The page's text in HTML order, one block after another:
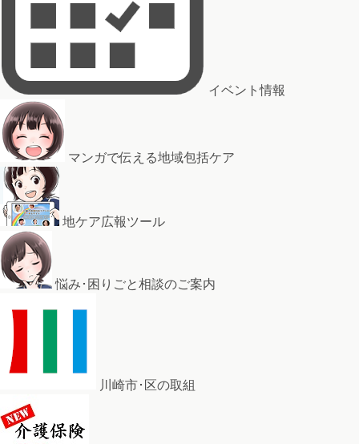
イベント情報
マンガで伝える地域包括ケア
地ケア広報ツール
悩み･困りごと相談のご案内
川崎市･区の取組